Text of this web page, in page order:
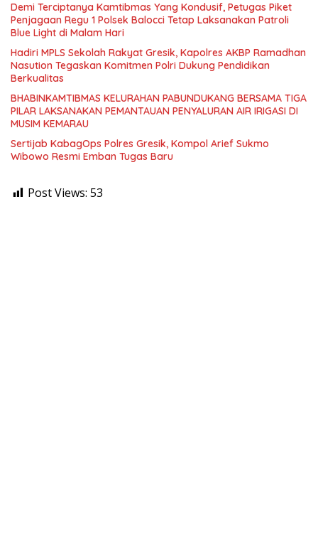
Demi Terciptanya Kamtibmas Yang Kondusif, Petugas Piket
Penjagaan Regu 1 Polsek Balocci Tetap Laksanakan Patroli
Blue Light di Malam Hari
Hadiri MPLS Sekolah Rakyat Gresik, Kapolres AKBP Ramadhan
Nasution Tegaskan Komitmen Polri Dukung Pendidikan
Berkualitas
BHABINKAMTIBMAS KELURAHAN PABUNDUKANG BERSAMA TIGA
PILAR LAKSANAKAN PEMANTAUAN PENYALURAN AIR IRIGASI DI
MUSIM KEMARAU
Sertijab KabagOps Polres Gresik, Kompol Arief Sukmo
Wibowo Resmi Emban Tugas Baru
Post Views: 53